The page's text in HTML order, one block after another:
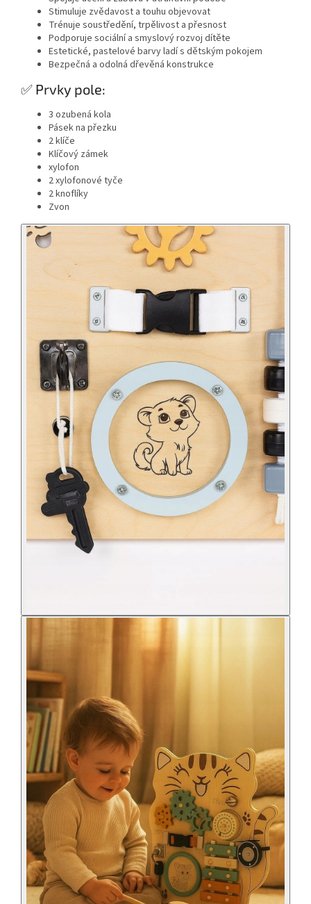
Stimuluje zvědavost a touhu objevovat
Trénuje soustředění, trpělivost a přesnost
Podporuje sociální a smyslový rozvoj dítěte
Estetické, pastelové barvy ladí s dětským pokojem
Bezpečná a odolná dřevěná konstrukce
✅ Prvky pole:
3 ozubená kola
Pásek na přezku
2 klíče
Klíčový zámek
xylofon
2 xylofonové tyče
2 knoflíky
Zvon